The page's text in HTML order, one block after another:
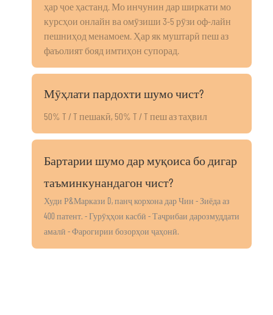
ҳар ҷое ҳастанд. Мо инчунин дар ширкати мо
курсҳои онлайн ва омӯзиши 3-5 рӯзи оф-лайн
пешниҳод менамоем. Ҳар як муштарӣ пеш аз
фаъолият бояд имтиҳон супорад.
Мӯҳлати пардохти шумо чист?
50% T / T пешакӣ, 50% T / T пеш аз таҳвил
Бартарии шумо дар муқоиса бо дигар
таъминкунандагон чист?
Худи Р&Маркази D, панҷ корхона дар Чин - Зиёда аз
400 патент. - Гурӯҳҳои касбӣ - Таҷрибаи дарозмуддати
амалӣ - Фарогирии бозорҳои ҷаҳонӣ.